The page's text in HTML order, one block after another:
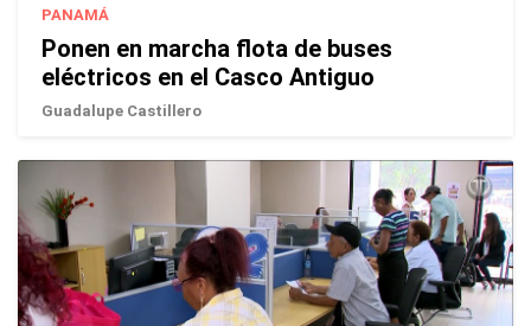
PANAMÁ
Ponen en marcha flota de buses
eléctricos en el Casco Antiguo
Guadalupe Castillero